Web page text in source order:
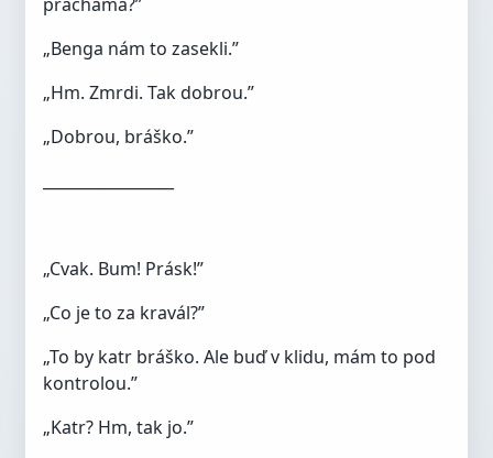
„Benga nám to zasekli.”
„Hm. Zmrdi. Tak dobrou.”
„Dobrou, bráško.”
„Cvak. Bum! Prásk!”
„Co je to za kravál?”
„To by katr bráško. Ale buď v klidu, mám to pod
kontrolou.”
„Katr? Hm, tak jo.”